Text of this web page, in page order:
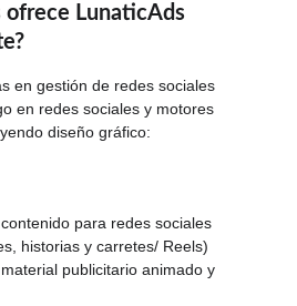
ofrece LunaticAds
en gestión de redes sociales
en redes sociales y motores
diseño gráfico:
para redes sociales
historias y carretes/ Reels)
publicitario animado y